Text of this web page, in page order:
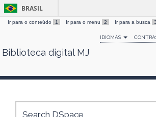
Skip
BRASIL
Ir para o conteúdo 1 Ir para o menu 2 Ir para a busca 3
IDIOMAS
Biblioteca digital MJ